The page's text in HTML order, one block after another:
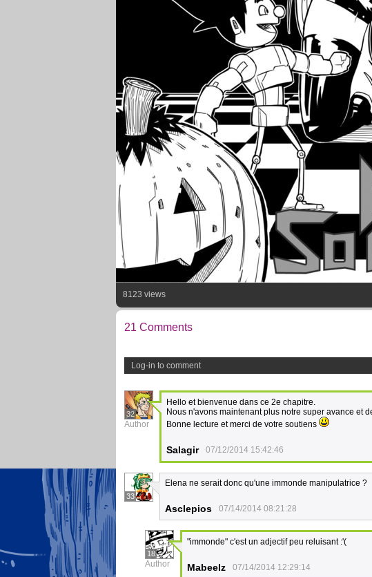
8123 views
21 Comments
Log-in to comment
32
Author
Hello et bienvenue dans ce 2e chapitre.
Nous n'avons maintenant plus notre super avance et
Bonne lecture et merci de votre soutiens
Salagir 07/12/2014 15:42:46
33
Elena ne serait donc qu'une immonde manipulatrice ?
Asclepios 07/14/2014 08:21:28
18
Author
"immonde" c'est un adjectif peu reluisant :'(
Mabeelz 07/14/2014 12:29:14